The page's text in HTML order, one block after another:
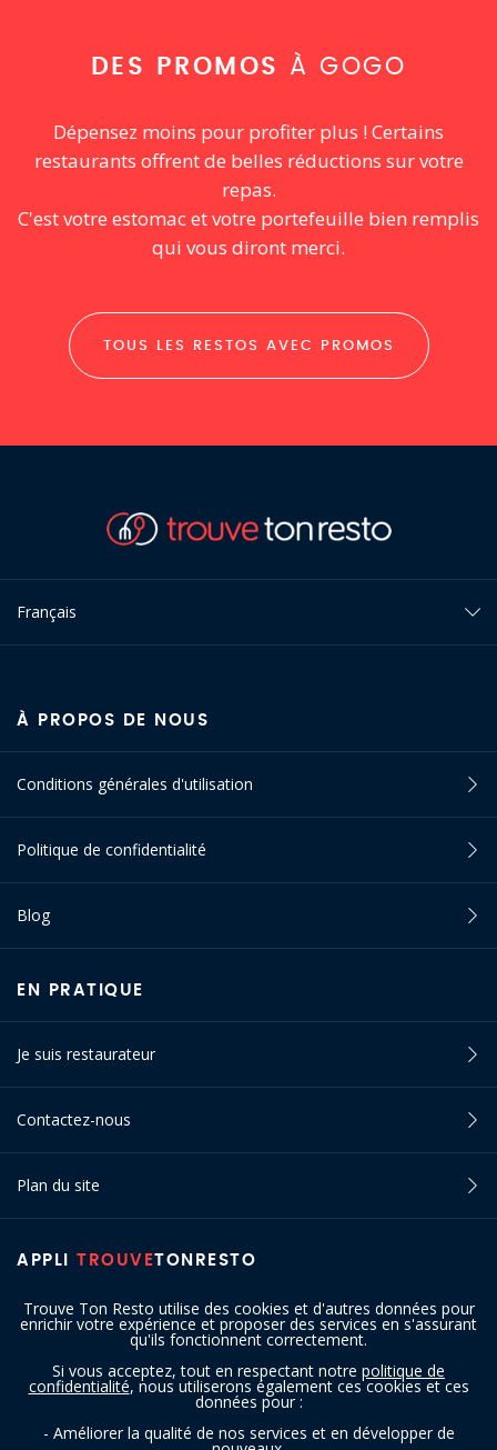
DES PROMOS À GOGO
Dépensez moins pour profiter plus ! Certains
restaurants offrent de belles réductions sur votre
repas.
C'est votre estomac et votre portefeuille bien remplis
qui vous diront merci.
TOUS LES RESTOS AVEC PROMOS
Trouve Ton Resto utilise des cookies et d'autres données pour
enrichir votre expérience et proposer des services en s'assurant
qu'ils fonctionnent correctement.
Si vous acceptez, tout en respectant notre politique de
confidentialité, nous utiliserons également ces cookies et ces
données pour :
- Améliorer la qualité de nos services et en développer de
Français
APPLI TROUVETONRESTO
À PROPOS DE NOUS
Conditions générales d'utilisation
Politique de confidentialité
Blog
EN PRATIQUE
Je suis restaurateur
Contactez-nous
Plan du site
SUIVEZ-NOUS